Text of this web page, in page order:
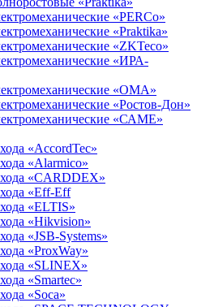
«PERCo»
«Praktika»
«ZKTeco»
«ИРА-
«ОМА»
«Ростов-Дон»
«САМЕ»
«AccordTec»
«Alarmico»
«CARDDEX»
«Eff-Eff
«ELTIS»
«Hikvision»
«JSB-Systems»
«ProxWay»
«SLINEX»
«Smartec»
«Soca»